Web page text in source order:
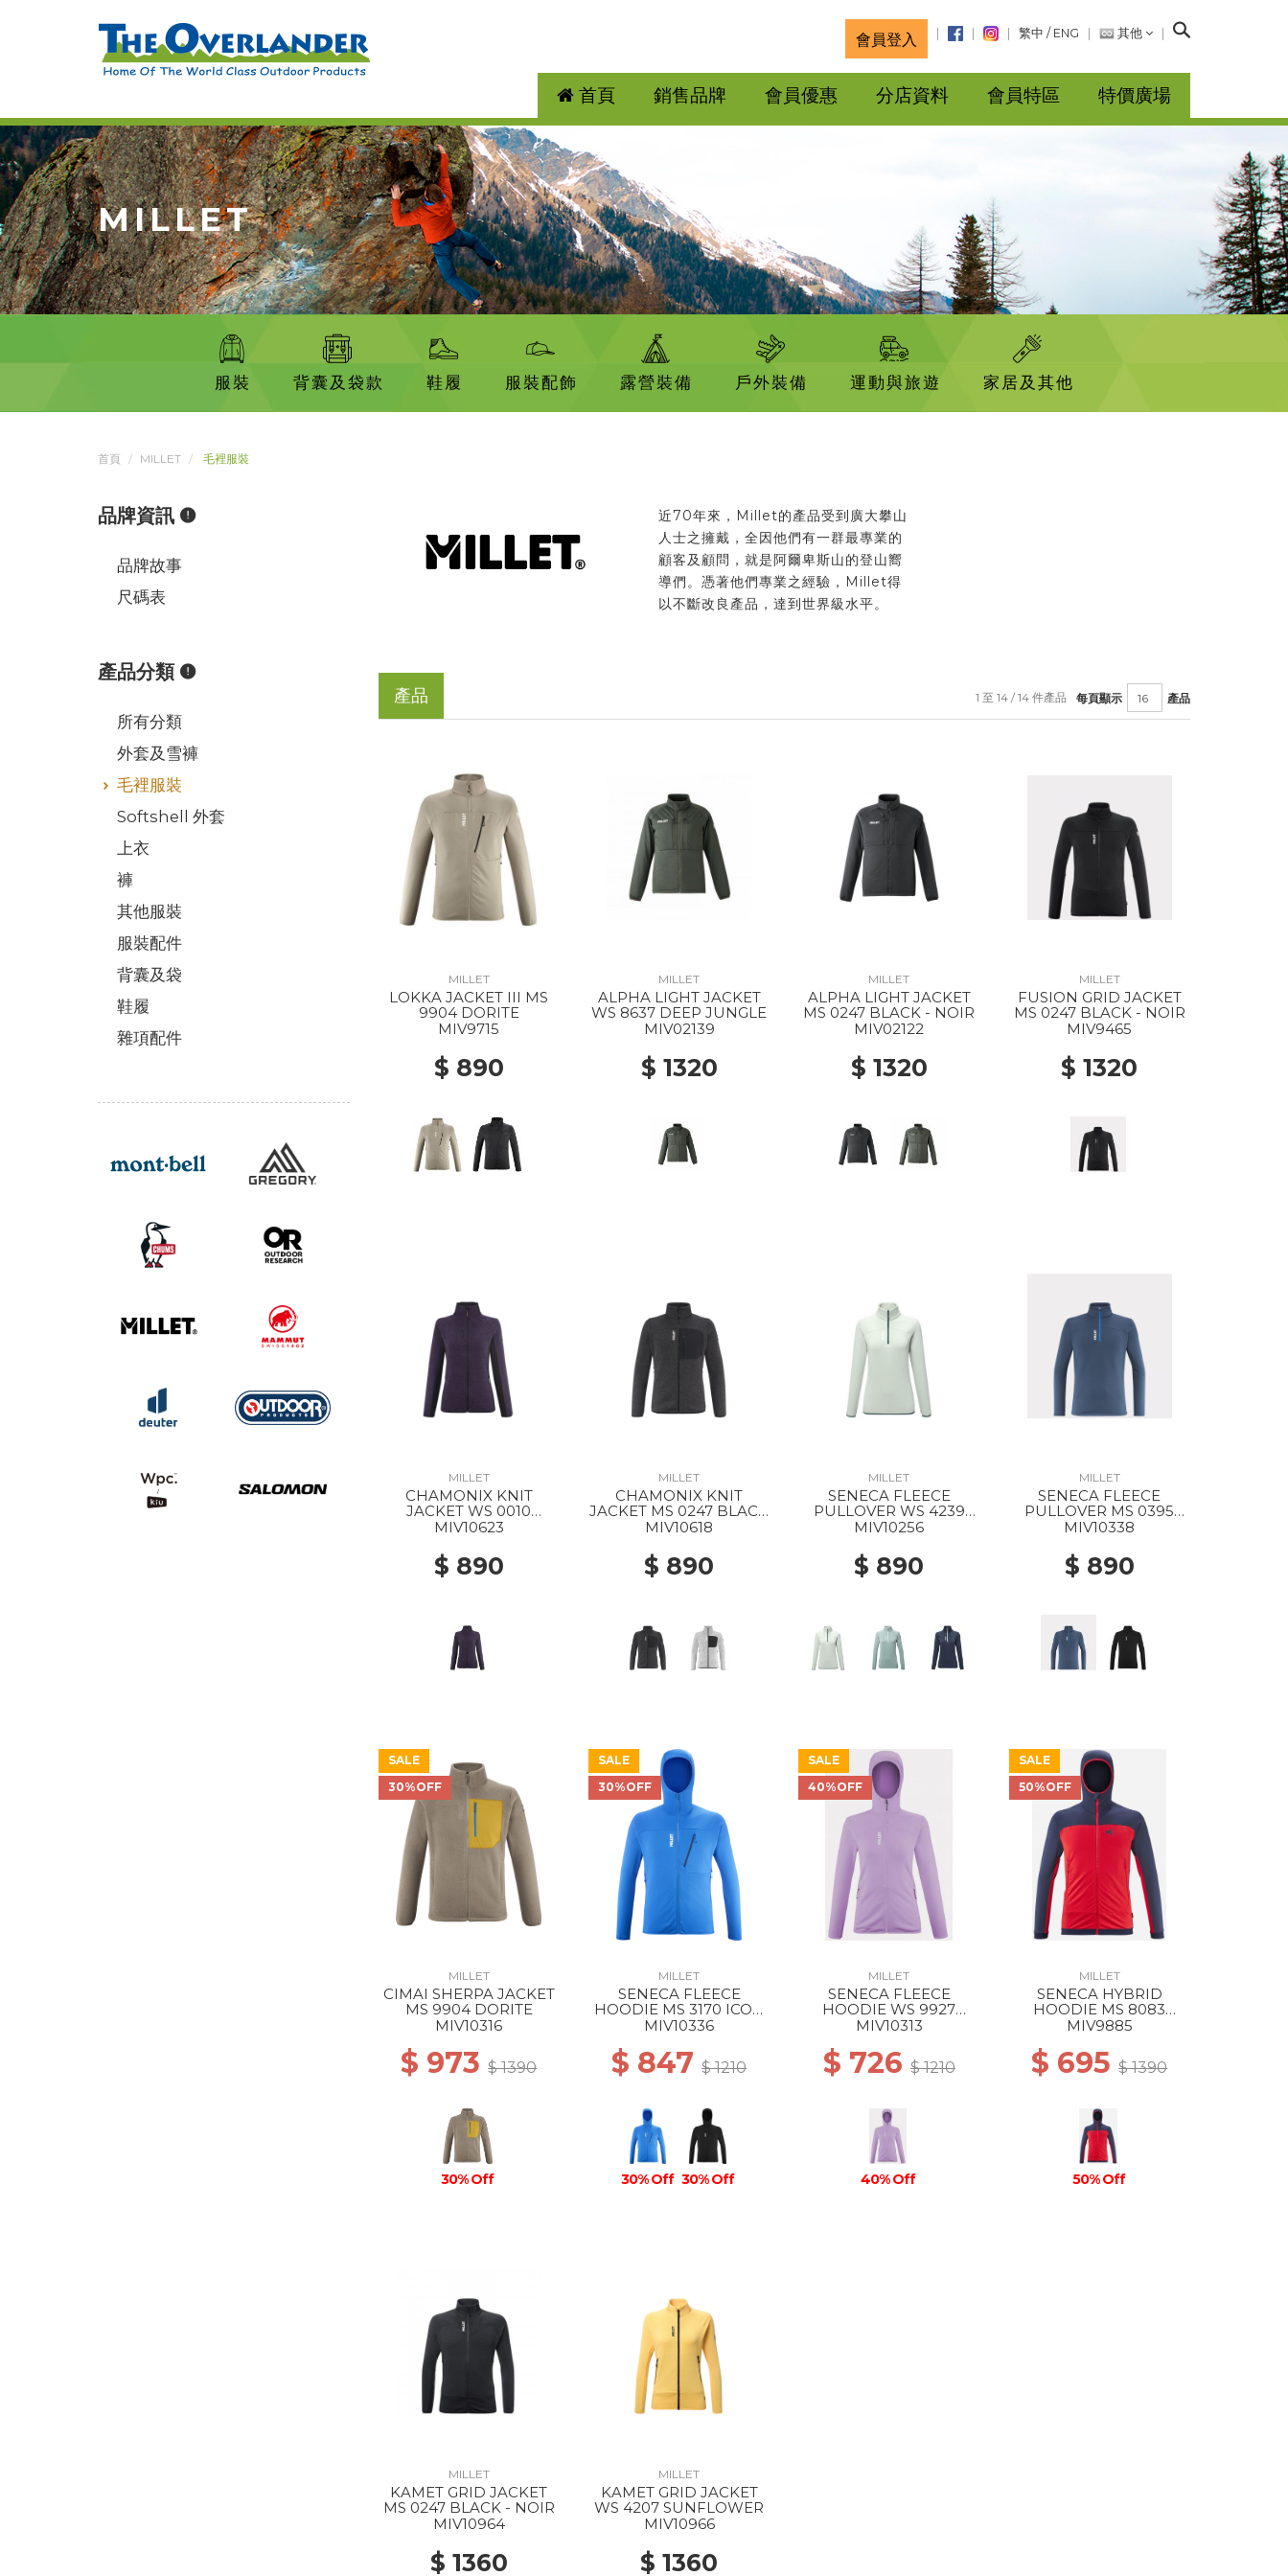
會員登入 繁中 / ENG 其他
搜
首頁 銷售品牌 會員優惠 分店資料 會員特區 特價廣場
MILLET
服裝 背囊及袋款 鞋履 服裝配飾 露營裝備 戶外裝備 運動與旅遊 家居及其他
首頁 MILLET 毛裡服裝
近70年來，Millet的產品受到廣大攀山
人士之擁戴，全因他們有一群最專業的
顧客及顧問，就是阿爾卑斯山的登山嚮
導們。憑著他們專業之經驗，Millet得
以不斷改良產品，達到世界級水平。
產品 每頁顯示 產品
1 至 14 / 14 件產品
MILLET
LOKKA JACKET III MS
9904 DORITE
MIV9715
$ 890
MILLET
ALPHA LIGHT JACKET
WS 8637 DEEP JUNGLE
MIV02139
$ 1320
MILLET
ALPHA LIGHT JACKET
MS 0247 BLACK - NOIR
MIV02122
$ 1320
MILLET
FUSION GRID JACKET
MS 0247 BLACK - NOIR
MIV9465
$ 1320
MILLET
CHAMONIX KNIT
JACKET WS 0010
PURPLE VELVET /
MIV10623
$ 890
MILLET
CHAMONIX KNIT
JACKET MS 0247 BLACK
- NOIR
MIV10618
$ 890
MILLET
SENECA FLEECE
PULLOVER WS 4239
SEAWEED
MIV10256
$ 890
MILLET
SENECA FLEECE
PULLOVER MS 0395
DARK DENIM
MIV10338
$ 890
SALE
30%OFF
MILLET
CIMAI SHERPA JACKET
MS 9904 DORITE
MIV10316
$ 973$ 1390
30% Off
SALE
30%OFF
MILLET
SENECA FLEECE
HOODIE MS 3170 ICON
BLUE
MIV10336
$ 847$ 1210
30% Off 30% Off
SALE
40%OFF
MILLET
SENECA FLEECE
HOODIE WS 9927
VIBRANT VIOLET
MIV10313
$ 726 $ 1210
40% Off
SALE
50%OFF
MILLET
SENECA HYBRID
HOODIE MS 8083
ROUGE/SAPHIR
MIV9885
$ 695$ 1390
50% Off
MILLET
KAMET GRID JACKET
MS 0247 BLACK - NOIR
MIV10964
$ 1360
MILLET
KAMET GRID JACKET
WS 4207 SUNFLOWER
MIV10966
$ 1360
品牌資訊
品牌故事
尺碼表
產品分類
所有分類
外套及雪褲
毛裡服裝
Softshell 外套
上衣
褲
其他服裝
服裝配件
背囊及袋
鞋履
雜項配件